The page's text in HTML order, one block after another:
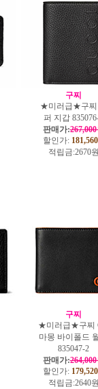
구찌
★미러급★구찌
퍼 지갑
판매가:
할인가: 181,560
적립금:2670
구찌
★미러급★구찌
마몽 바이폴드
835047-2
판매가:
할인가: 179,520
적립금:2640